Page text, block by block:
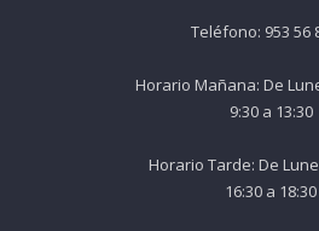
Teléfono: 953 56
Horario Mañana: De
9:30 a 13:30
Horario Tarde: De
16:30 a 18:30